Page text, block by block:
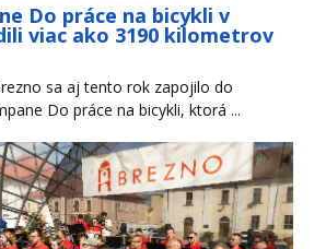
Do práce na bicykli v
viac ako 3190 kilometrov
sa aj tento rok zapojilo do
Do práce na bicykli, ktorá ...